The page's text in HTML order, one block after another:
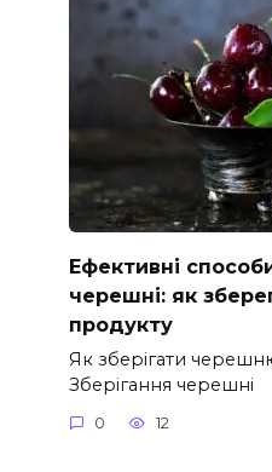
Ефективні
черешні: як
продукту
Як зберігати
Зберігання черешні
0 12